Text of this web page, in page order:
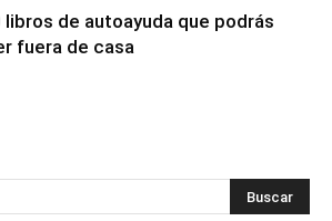
libros de autoayuda que podrás
fuera de casa